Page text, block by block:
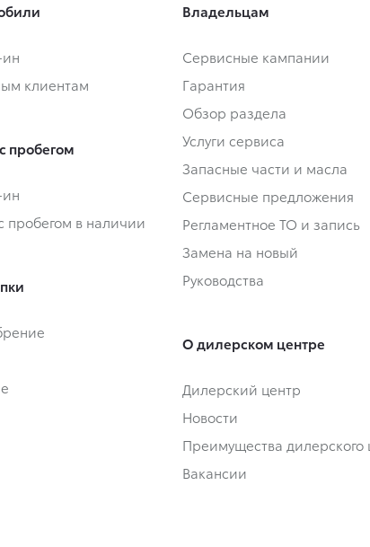
клиентам
пробегом
пробегом в наличии
Владельцам
Сервисные кампании
Гарантия
Обзор раздела
Услуги сервиса
Запасные части и масла
Сервисные предложения
Регламентное ТО и запись
Замена на новый
Руководства
О дилерском центре
Дилерский центр
Новости
Преимущества дилерского
Вакансии